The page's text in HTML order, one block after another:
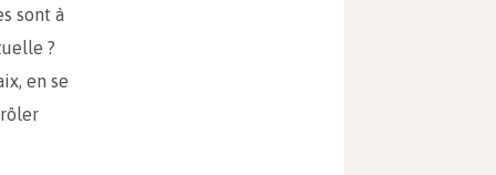
sont à
?
en se